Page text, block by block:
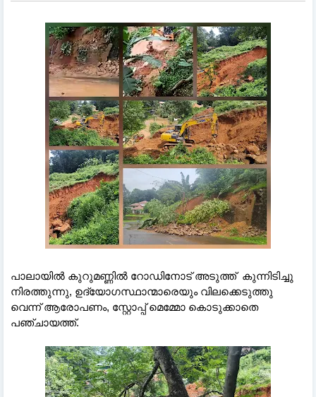
പാലായിൽ കുറുമണ്ണിൽ റോഡിനോട് അടുത്ത് കുന്നിടിച്ചു
നിരത്തുന്നു, ഉദ്യോഗസ്ഥാന്മാരെയും വിലക്കെടുത്തു
വെന്ന് ആരോപണം, സ്റ്റോപ്പ് മെമ്മോ കൊടുക്കാതെ
പഞ്ചായത്ത്.